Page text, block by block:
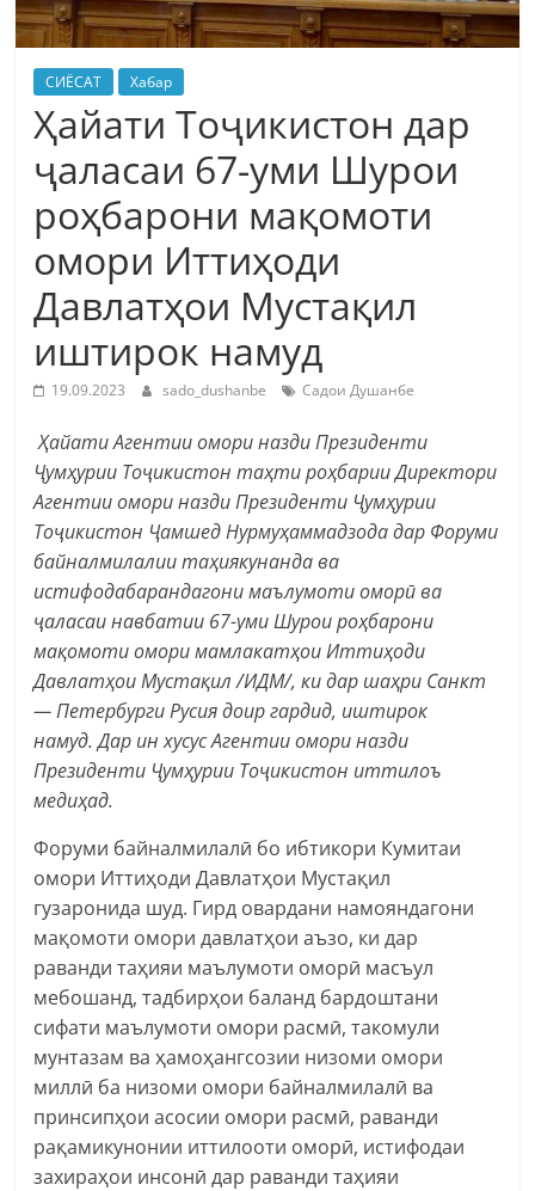
СИЁСАТ Хабар
Ҳайати Тоҷикистон дар
ҷаласаи 67-уми Шурои
роҳбарони мақомоти
омори Иттиҳоди
Давлатҳои Мустақил
иштирок намуд
19.09.2023 sado_dushanbe Садои Душанбе
Ҳайати Агентии омори назди Президенти
Ҷумҳурии Тоҷикистон таҳти роҳбарии Директори
Агентии омори назди Президенти Ҷумҳурии
Тоҷикистон Ҷамшед Нурмуҳаммадзода дар Форуми
байналмилалии таҳиякунанда ва
истифодабарандагони маълумоти оморӣ ва
ҷаласаи навбатии 67-уми Шурои роҳбарони
мақомоти омори мамлакатҳои Иттиҳоди
Давлатҳои Мустақил /ИДМ/, ки дар шаҳри Санкт
— Петербурги Русия доир гардид, иштирок
намуд. Дар ин хусус Агентии омори назди
Президенти Ҷумҳурии Тоҷикистон иттилоъ
медиҳад.
Форуми байналмилалӣ бо ибтикори Кумитаи
омори Иттиҳоди Давлатҳои Мустақил
гузаронида шуд. Гирд овардани намояндагони
мақомоти омори давлатҳои аъзо, ки дар
раванди таҳияи маълумоти оморӣ масъул
мебошанд, тадбирҳои баланд бардоштани
сифати маълумоти омори расмӣ, такомули
мунтазам ва ҳамоҳангсозии низоми омори
миллӣ ба низоми омори байналмилалӣ ва
принсипҳои асосии омори расмӣ, раванди
рақамикунонии иттилооти оморӣ, истифодаи
захираҳои инсонӣ дар раванди таҳияи